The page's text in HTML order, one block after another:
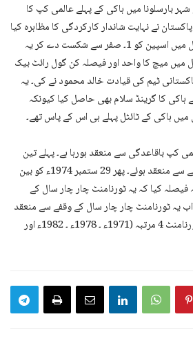
کے شہر بارسلونا میں ہاکی کے پہلے عالمی کپ کا
نے نہایت شاندار کارکردگی کا مظاہرہ کیا
اور 24 اکتوبر 1971ء کو فائنل میں اسپین کو 1۔ صفر سے شکست دے کر یہ
میں میچ کا واحد اور فیصلہ کن گول رائٹ بیک
ٹیم کی قیادت خالد محمود نے کی۔ یہ
ہاکی کا گرینڈ سلام بھی حاصل کیا کیونکہ
میں ہاکی کے ٹائٹل پہلے ہی اس کے پاس تھے۔
کپ باقاعدگی سے منعقد ہورہا ہے۔ پہلے تین
ٹورنامنٹ دو‘ دو سال کے وقفے سے منعقد ہوئے۔ پھر 29 ستمبر 1974ء کو بین
فیصلہ کیا کہ یہ ٹورنامنٹ چار چار سال کے
یہ ٹورنامنٹ چار چار سال کے وقفے سے منعقد
ہوتا ہے۔ پاکستان اب تک یہ ٹورنامنٹ 4 مرتبہ (1971ء ۔ 1978ء ۔ 1982ء اور